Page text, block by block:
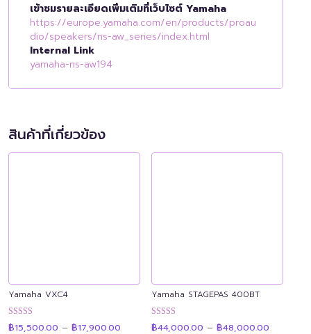
เข้าชมรายละเอียดเพิ่มเติมที่เว็บไซต์ Yamaha
https://europe.yamaha.com/en/products/proau
dio/speakers/ns-aw_series/index.html
Internal Link
yamaha-ns-aw194
สินค้าที่เกี่ยวข้อง
Yamaha VXC4
ให้คะแนน
฿15,500.00 – ฿17,900.00
Yamaha STAGEPAS 400BT
ให้คะแนน
฿44,000.00 – ฿48,000.00range: